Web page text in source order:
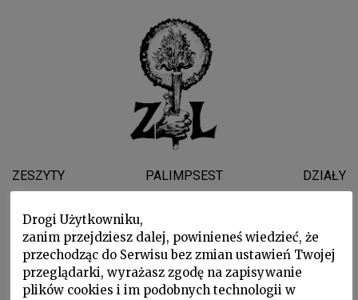
ZESZYTY PALIMPSEST DZIAŁY
ADAM BODNAR
Drogi Użytkowniku,
zanim przejdziesz dalej, powinieneś wiedzieć, że
przechodząc do Serwisu bez zmian ustawień Twojej
przeglądarki, wyrażasz zgodę na zapisywanie
plików cookies i im podobnych technologii w